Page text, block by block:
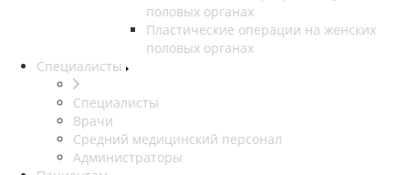
половых органах
Пластические операции на женских
половых органах
Специалисты
Специалисты
Врачи
Средний медицинский персонал
Администраторы